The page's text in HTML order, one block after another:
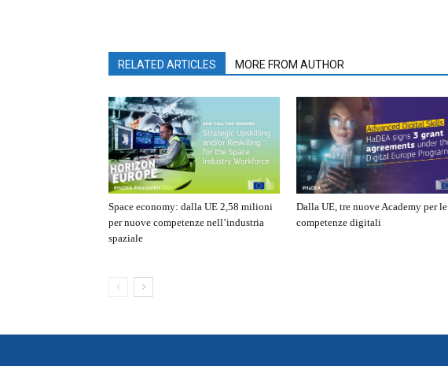
RELATED ARTICLES MORE FROM AUTHOR
Space economy: dalla UE 2,58 milioni
per nuove competenze nell’industria
spaziale
Dalla UE, tre nuove Academy per le
competenze digitali